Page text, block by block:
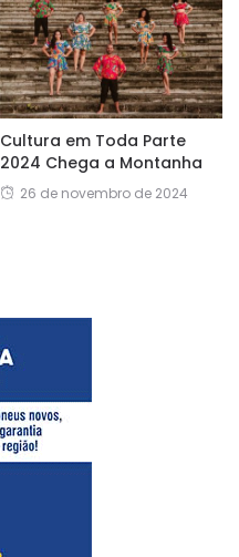
Cultura em Toda Parte
2024 Chega a Montanha
26 de novembro de 2024